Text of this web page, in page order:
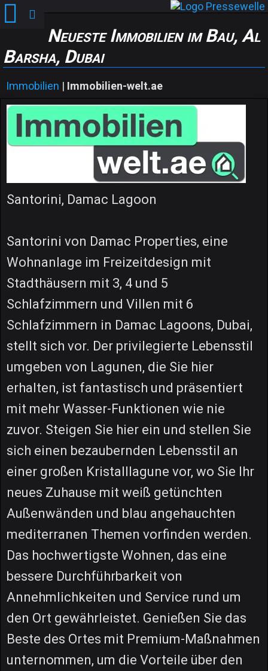
Neueste Immobilien im Bau, Al
Barsha, Dubai
Immobilien | Immobilien-welt.ae
Santorini, Damac Lagoon
Santorini von Damac Properties, eine
Wohnanlage im Freizeitdesign mit
Stadthäusern mit 3, 4 und 5
Schlafzimmern und Villen mit 6
Schlafzimmern in Damac Lagoons, Dubai,
stellt sich vor. Der privilegierte Lebensstil
umgeben von Lagunen, die Sie hier
erhalten, ist fantastisch und präsentiert
mit mehr Wasser-Funktionen wie nie
zuvor. Steigen Sie hier ein und stellen Sie
sich einen bezaubernden Lebensstil an
einer großen Kristalllagune vor, wo Sie Ihr
neues Zuhause mit weiß getünchten
Außenwänden und blau angehauchten
mediterranen Themen vorfinden werden.
Das hochwertigste Wohnen, das eine
bessere Durchführbarkeit von
Annehmlichkeiten und Service rund um
den Ort gewährleistet. Genießen Sie das
Beste des Ortes mit Premium-Maßnahmen
unternommen, um die Vorteile über den